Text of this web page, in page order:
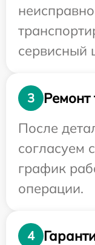
сервисный
3
Ремонт
После
согласуем
график
операции.
4